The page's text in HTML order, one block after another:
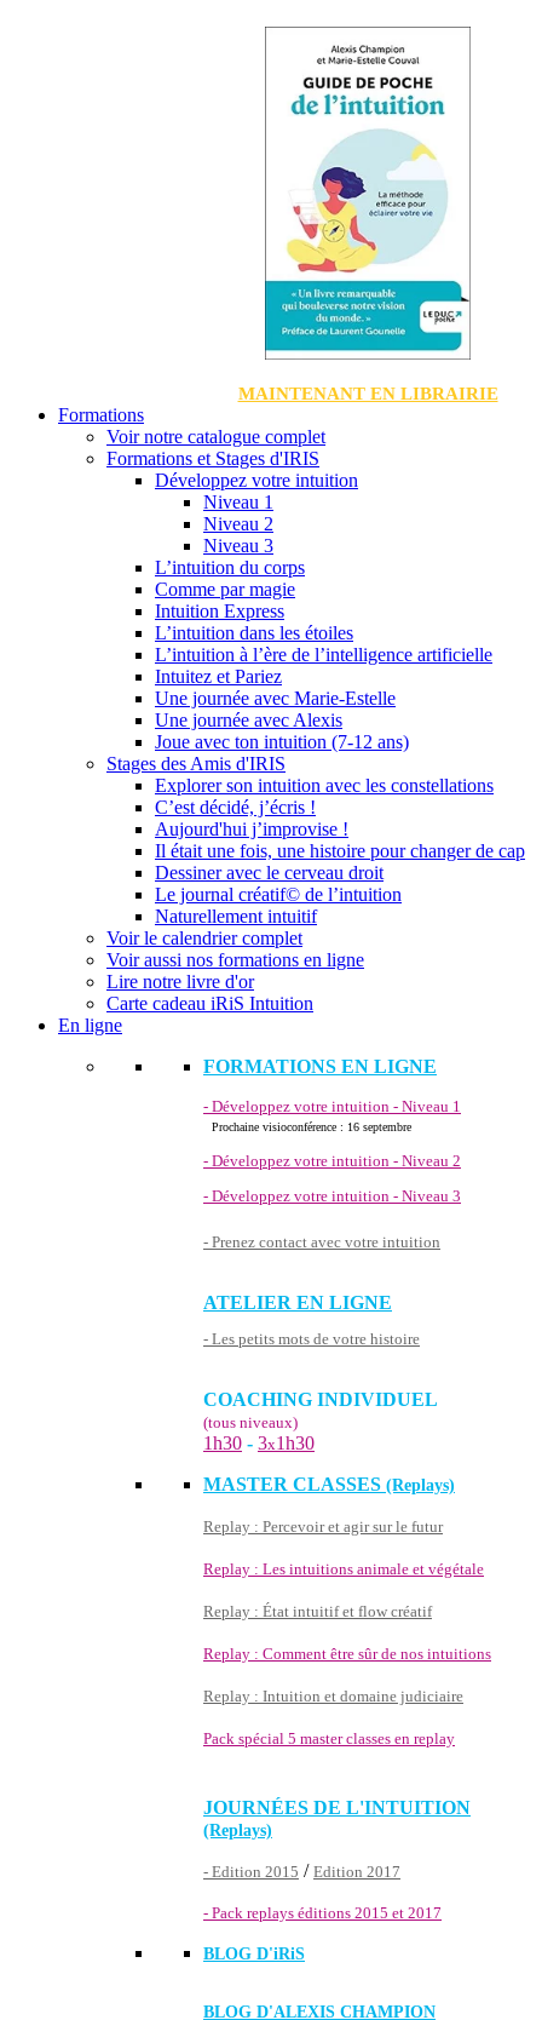
MAINTENANT EN LIBRAIRIE
Formations
Voir notre catalogue complet
Formations et Stages d'IRIS
Développez votre intuition
Niveau 1
Niveau 2
Niveau 3
L’intuition du corps
Comme par magie
Intuition Express
L’intuition dans les étoiles
L’intuition à l’ère de l’intelligence artificielle
Intuitez et Pariez
Une journée avec Marie-Estelle
Une journée avec Alexis
Joue avec ton intuition (7-12 ans)
Stages des Amis d'IRIS
Explorer son intuition avec les constellations
C’est décidé, j’écris !
Aujourd'hui j’improvise !
Il était une fois, une histoire pour changer de cap
Dessiner avec le cerveau droit
Le journal créatif© de l’intuition
Naturellement intuitif
Voir le calendrier complet
Voir aussi nos formations en ligne
Lire notre livre d'or
Carte cadeau iRiS Intuition
En ligne
FORMATIONS EN LIGNE
- Développez votre intuition - Niveau 1
Prochaine visioconférence : 16 septembre
- Développez votre intuition - Niveau 2
- Développez votre intuition - Niveau 3
- Prenez contact avec votre intuition
ATELIER EN LIGNE
- Les petits mots de votre histoire
COACHING INDIVIDUEL
(tous niveaux)
1h30 - 3x1h30
MASTER CLASSES (Replays)
Replay : Percevoir et agir sur le futur
Replay : Les intuitions animale et végétale
Replay : État intuitif et flow créatif
Replay : Comment être sûr de nos intuitions
Replay : Intuition et domaine judiciaire
Pack spécial 5 master classes en replay
JOURNÉES DE L'INTUITION
(Replays)
- Edition 2015 / Edition 2017
- Pack replays éditions 2015 et 2017
BLOG D'iRiS
BLOG D'ALEXIS CHAMPION